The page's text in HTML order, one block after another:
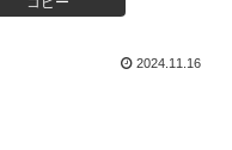
2024.11.16